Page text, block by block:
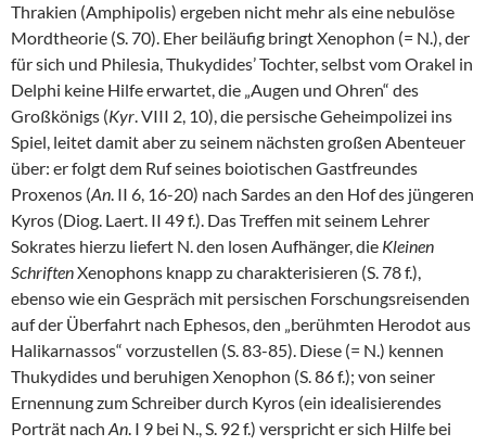
Thrakien (Amphipolis) ergeben nicht mehr als eine nebulöse
Mordtheorie (S. 70). Eher beiläufig bringt Xenophon (= N.), der
für sich und Philesia, Thukydides’ Tochter, selbst vom Orakel in
Delphi keine Hilfe erwartet, die „Augen und Ohren“ des
Großkönigs (Kyr. VIII 2, 10), die persische Geheimpolizei ins
Spiel, leitet damit aber zu seinem nächsten großen Abenteuer
über: er folgt dem Ruf seines boiotischen Gastfreundes
Proxenos (An. II 6, 16-20) nach Sardes an den Hof des jüngeren
Kyros (Diog. Laert. II 49 f.). Das Treffen mit seinem Lehrer
Sokrates hierzu liefert N. den losen Aufhänger, die Kleinen
SchriftenXenophons knapp zu charakterisieren (S. 78 f.),
ebenso wie ein Gespräch mit persischen Forschungsreisenden
auf der Überfahrt nach Ephesos, den „berühmten Herodot aus
Halikarnassos“ vorzustellen (S. 83-85). Diese (= N.) kennen
Thukydides und beruhigen Xenophon (S. 86 f.); von seiner
Ernennung zum Schreiber durch Kyros (ein idealisierendes
Porträt nach An. I 9 bei N., S. 92 f.) verspricht er sich Hilfe bei